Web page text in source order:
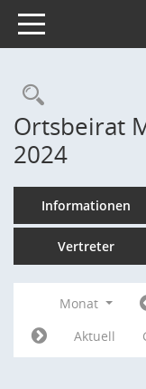
Toggle navigation
Ortsbeirat
2024
Informationen
Vertreter
Monat
Aktuell